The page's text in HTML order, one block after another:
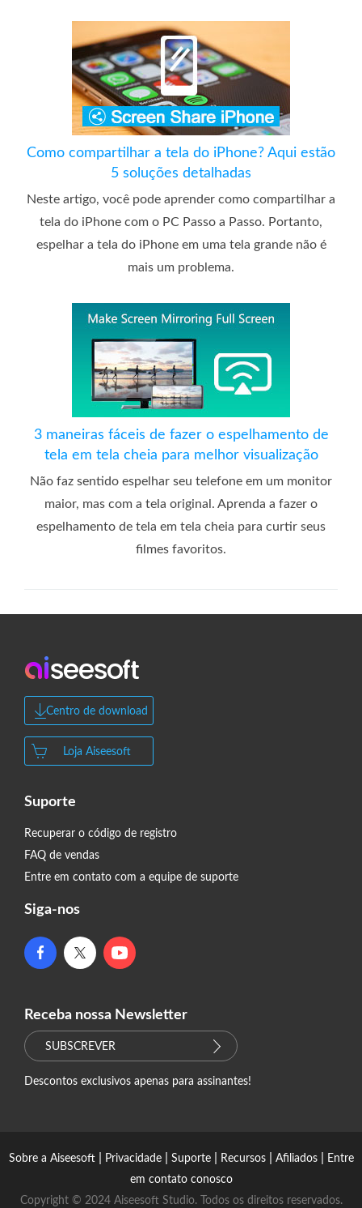
Como compartilhar a tela do iPhone? Aqui estão
5 soluções detalhadas
Neste artigo, você pode aprender como compartilhar a
tela do iPhone com o PC Passo a Passo. Portanto,
espelhar a tela do iPhone em uma tela grande não é
mais um problema.
3 maneiras fáceis de fazer o espelhamento de
tela em tela cheia para melhor visualização
Não faz sentido espelhar seu telefone em um monitor
maior, mas com a tela original. Aprenda a fazer o
espelhamento de tela em tela cheia para curtir seus
filmes favoritos.
Centro de download
Loja Aiseesoft
Suporte
Recuperar o código de registro
FAQ de vendas
Entre em contato com a equipe de suporte
Siga-nos
Receba nossa Newsletter
SUBSCREVER
Descontos exclusivos apenas para assinantes!
Sobre a Aiseesoft| Privacidade| Suporte| Recursos| Afiliados|
Entre
em contato conosco
Copyright © 2024 Aiseesoft Studio. Todos os direitos reservados.